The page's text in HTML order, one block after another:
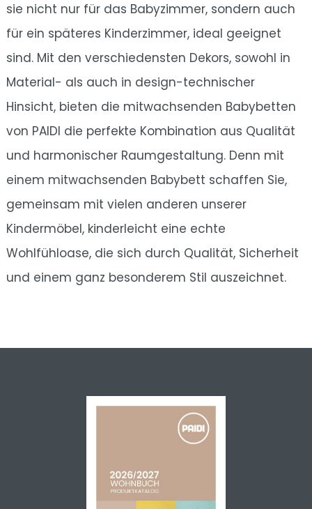
sie nicht nur für das Babyzimmer, sondern auch
für ein späteres Kinderzimmer, ideal geeignet
sind. Mit den verschiedensten Dekors, sowohl in
Material- als auch in design-technischer
Hinsicht, bieten die mitwachsenden Babybetten
von PAIDI die perfekte Kombination aus Qualität
und harmonischer Raumgestaltung. Denn mit
einem mitwachsenden Babybett schaffen Sie,
gemeinsam mit vielen anderen unserer
Kindermöbel, kinderleicht eine echte
Wohlfühloase, die sich durch Qualität, Sicherheit
und einem ganz besonderem Stil auszeichnet.